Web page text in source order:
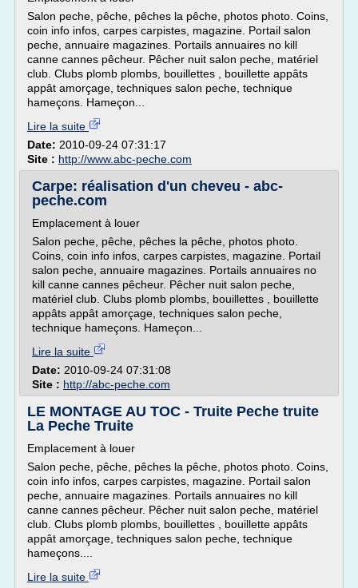
Salon peche, pêche, pêches la pêche, photos photo. Coins,
coin info infos, carpes carpistes, magazine. Portail salon
peche, annuaire magazines. Portails annuaires no kill
canne cannes pêcheur. Pêcher nuit salon peche, matériel
club. Clubs plomb plombs, bouillettes , bouillette appâts
appât amorçage, techniques salon peche, technique
hameçons. Hameçon...
Lire la suite
Date: 2010-09-24 07:31:17
Site : http://www.abc-peche.com
Carpe: réalisation d'un cheveu - abc-
peche.com
Emplacement à louer
Salon peche, pêche, pêches la pêche, photos photo.
Coins, coin info infos, carpes carpistes, magazine. Portail
salon peche, annuaire magazines. Portails annuaires no
kill canne cannes pêcheur. Pêcher nuit salon peche,
matériel club. Clubs plomb plombs, bouillettes , bouillette
appâts appât amorçage, techniques salon peche,
technique hameçons. Hameçon...
Lire la suite
Date: 2010-09-24 07:31:08
Site : http://abc-peche.com
LE MONTAGE AU TOC - Truite Peche truite
La Peche Truite
Emplacement à louer
Salon peche, pêche, pêches la pêche, photos photo. Coins,
coin info infos, carpes carpistes, magazine. Portail salon
peche, annuaire magazines. Portails annuaires no kill
canne cannes pêcheur. Pêcher nuit salon peche, matériel
club. Clubs plomb plombs, bouillettes , bouillette appâts
appât amorçage, techniques salon peche, technique
hameçons....
Lire la suite